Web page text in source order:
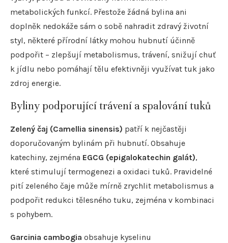
metabolických funkcí. Přestože žádná bylina ani
doplněk nedokáže sám o sobě nahradit zdravý životní
styl, některé přírodní látky mohou hubnutí účinně
podpořit – zlepšují metabolismus, trávení, snižují chuť
k jídlu nebo pomáhají tělu efektivněji využívat tuk jako
zdroj energie.
Byliny podporující trávení a spalování tuků
Zelený čaj (Camellia sinensis) patří k nejčastěji
doporučovaným bylinám při hubnutí. Obsahuje
katechiny, zejména EGCG (epigalokatechin galát),
které stimulují termogenezi a oxidaci tuků. Pravidelné
pití zeleného čaje může mírně zrychlit metabolismus a
podpořit redukci tělesného tuku, zejména v kombinaci
s pohybem.
Garcinia cambogia obsahuje kyselinu